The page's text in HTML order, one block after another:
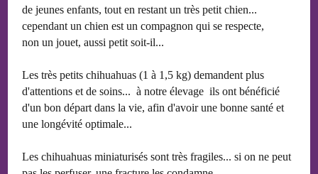
de jeunes enfants, tout en restant un très petit chien...
cependant un chien est un compagnon qui se respecte,
non un jouet, aussi petit soit-il...
Les très petits chihuahuas (1 à 1,5 kg) demandent plus
d'attentions et de soins... à notre élevage ils ont bénéficié
d'un bon départ dans la vie, afin d'avoir une bonne santé et
une longévité optimale...
Les chihuahuas miniaturisés sont très fragiles... si on ne peut